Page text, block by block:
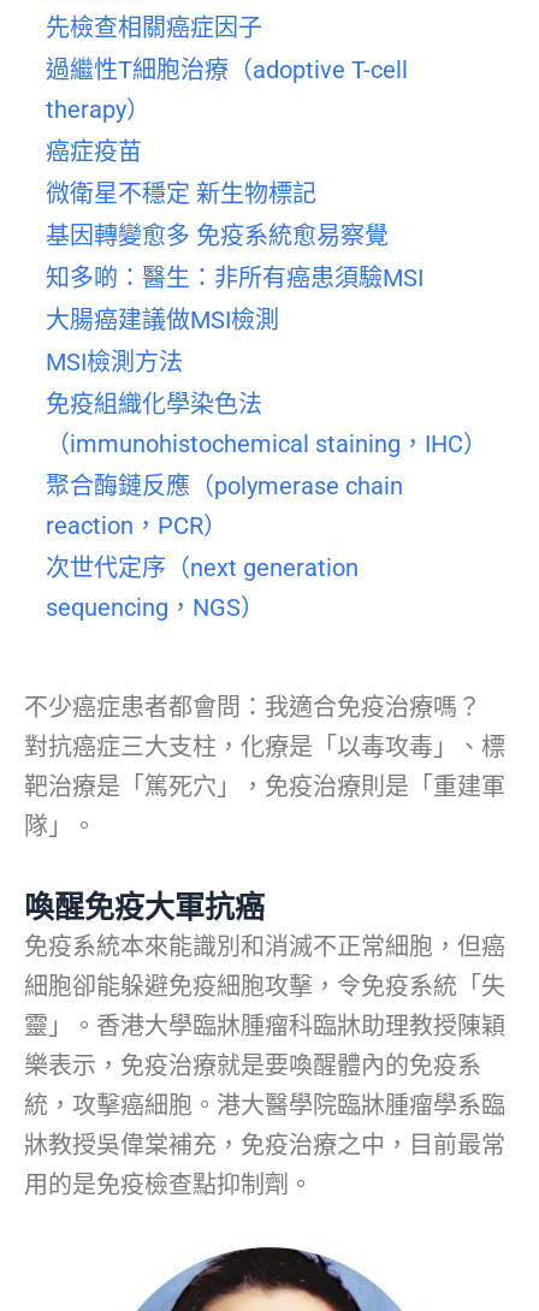
先檢查相關癌症因子
過繼性T細胞治療（adoptive T-cell
therapy）
癌症疫苗
微衛星不穩定 新生物標記
基因轉變愈多 免疫系統愈易察覺
知多啲：醫生：非所有癌患須驗MSI
大腸癌建議做MSI檢測
MSI檢測方法
免疫組織化學染色法
（immunohistochemical staining，IHC）
聚合酶鏈反應（polymerase chain
reaction，PCR）
次世代定序（next generation
sequencing，NGS）
不少癌症患者都會問：我適合免疫治療嗎？
對抗癌症三大支柱，化療是「以毒攻毒」、標
靶治療是「篤死穴」，免疫治療則是「重建軍
隊」。
喚醒免疫大軍抗癌
免疫系統本來能識別和消滅不正常細胞，但癌
細胞卻能躲避免疫細胞攻擊，令免疫系統「失
靈」。香港大學臨牀腫瘤科臨牀助理教授陳穎
樂表示，免疫治療就是要喚醒體內的免疫系
統，攻擊癌細胞。港大醫學院臨牀腫瘤學系臨
牀教授吳偉棠補充，免疫治療之中，目前最常
用的是免疫檢查點抑制劑。